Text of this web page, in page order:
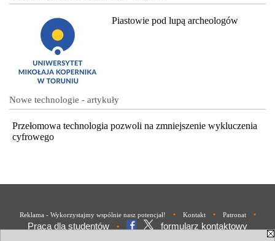
Piastowie pod lupą archeologów
Nowe technologie - artykuły
Przełomowa technologia pozwoli na zmniejszenie wykluczenia
cyfrowego
Reklama - Wykorzystajmy wspólnie nasz potencjał! • Kontakt • Patronat •
Praca dla studentów • formularz kontaktowy